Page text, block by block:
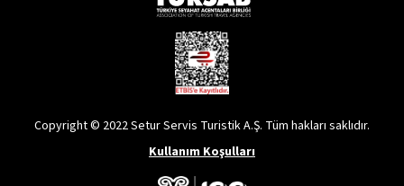
Copyright © 2022 Setur Servis Turistik A.Ş. Tüm hakları saklıdır.
Kullanım Koşulları